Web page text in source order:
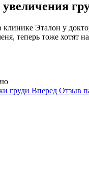
Эталон у
теперь тоже хотят
груди Вперед Отзыв